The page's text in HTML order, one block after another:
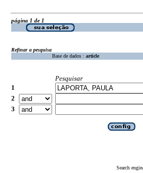
página 1 de 1
Refinar a pesquisa
Base de dados : article
Pesquisar
1
2
3
Search